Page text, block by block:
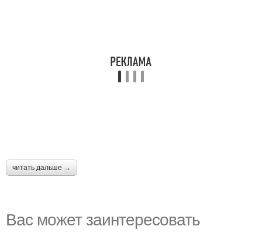
читать дальше →
Вас может заинтересовать